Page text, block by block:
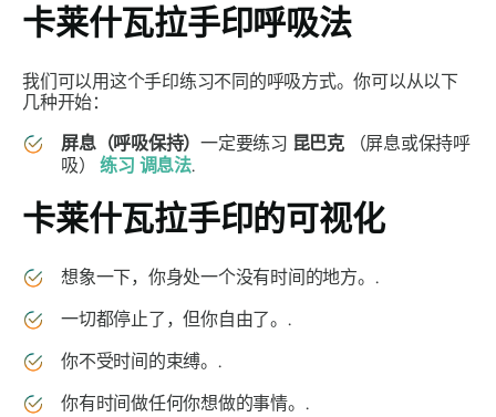
卡莱什瓦拉手印呼吸法
我们可以用这个手印练习不同的呼吸方式。你可以从以下
几种开始：
屏息（呼吸保持）一定要练习 昆巴克（屏息或保持呼
吸）练习 调息法.
卡莱什瓦拉手印的可视化
想象一下，你身处一个没有时间的地方。.
一切都停止了，但你自由了。.
你不受时间的束缚。.
你有时间做任何你想做的事情。.